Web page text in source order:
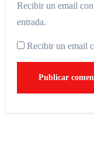
Recibir un email
entrada.
Recibir un email